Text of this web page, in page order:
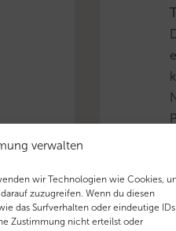
verwalten
wir Technologien wie Cookies,
zuzugreifen. Wenn du diesen
das Surfverhalten oder eindeutige IDs
Zustimmung nicht erteilst oder